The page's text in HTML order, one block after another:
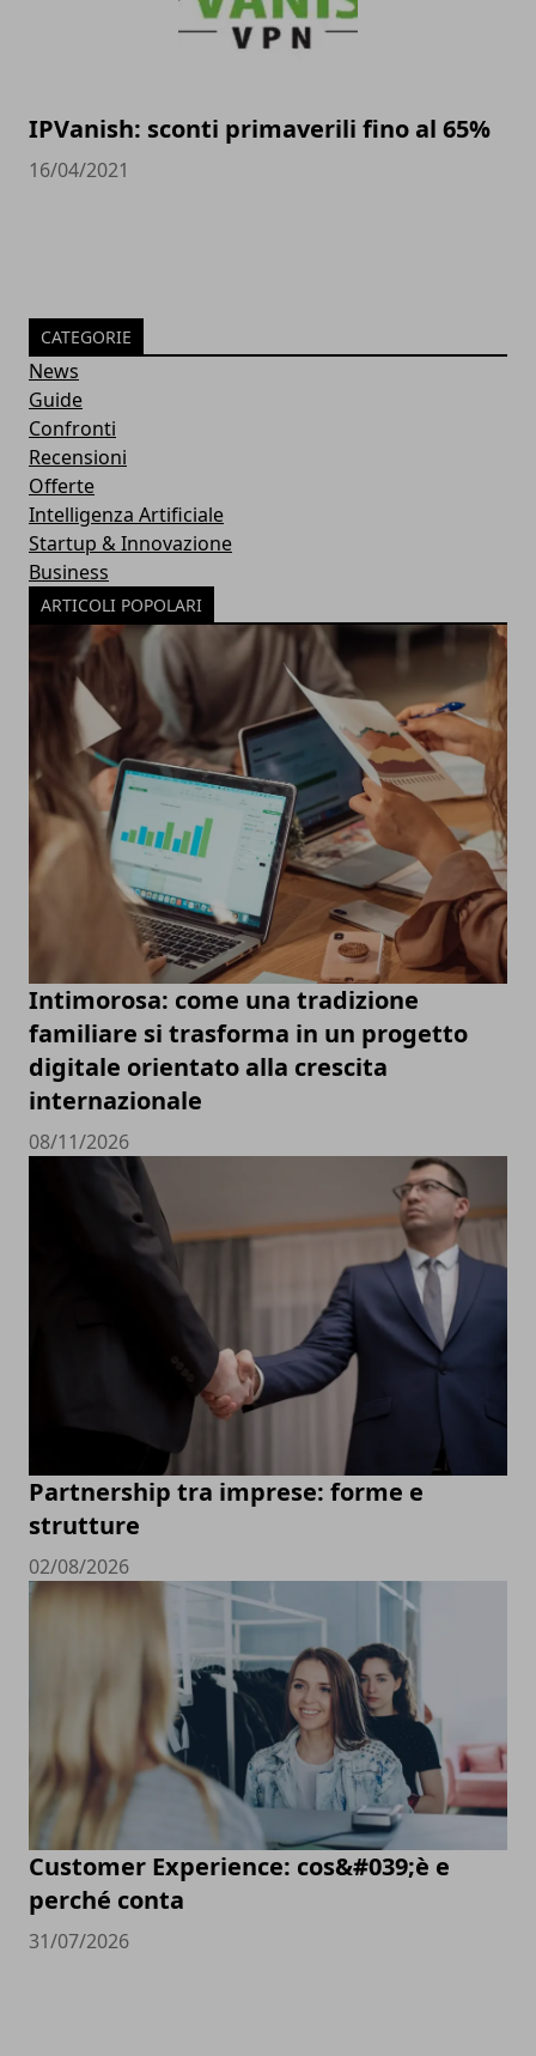
IPVanish: sconti primaverili fino al 65%
16/04/2021
CATEGORIE
News
Guide
Confronti
Recensioni
Offerte
Intelligenza Artificiale
Startup & Innovazione
Business
ARTICOLI POPOLARI
Intimorosa: come una tradizione
familiare si trasforma in un progetto
digitale orientato alla crescita
internazionale
08/11/2026
Partnership tra imprese: forme e
strutture
02/08/2026
Customer Experience: cos&#039;è e
perché conta
31/07/2026